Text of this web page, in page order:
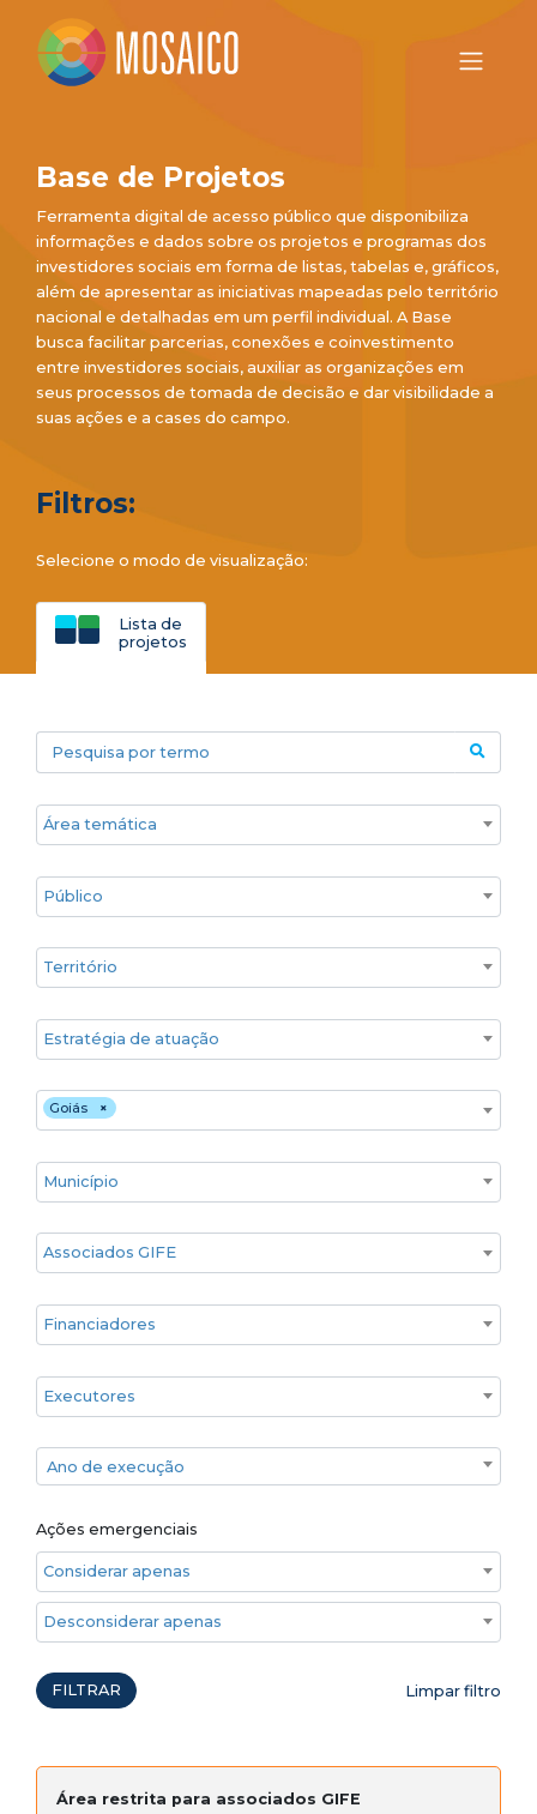
Base de Projetos
Ferramenta digital de acesso público que disponibiliza
informações e dados sobre os projetos e programas dos
investidores sociais em forma de listas, tabelas e, gráficos,
além de apresentar as iniciativas mapeadas pelo território
nacional e detalhadas em um perfil individual. A Base
busca facilitar parcerias, conexões e coinvestimento
entre investidores sociais, auxiliar as organizações em
seus processos de tomada de decisão e dar visibilidade a
suas ações e a cases do campo.
Filtros:
Selecione o modo de visualização:
Lista de
projetos
Pesquisa por termo
Áreas temáticas
Público
Territórios
Estratégia de atuação
Estado ×
Goiás
Cidade
Associados GIFE
Financiadores
Executores
Ano de execução
Ano de execução
Ações emergenciais
Considerar apenas ações emergenciais
Desconsiderar apenas ações emergenciais
FILTRAR Limpar filtro
Área restrita para associados GIFE